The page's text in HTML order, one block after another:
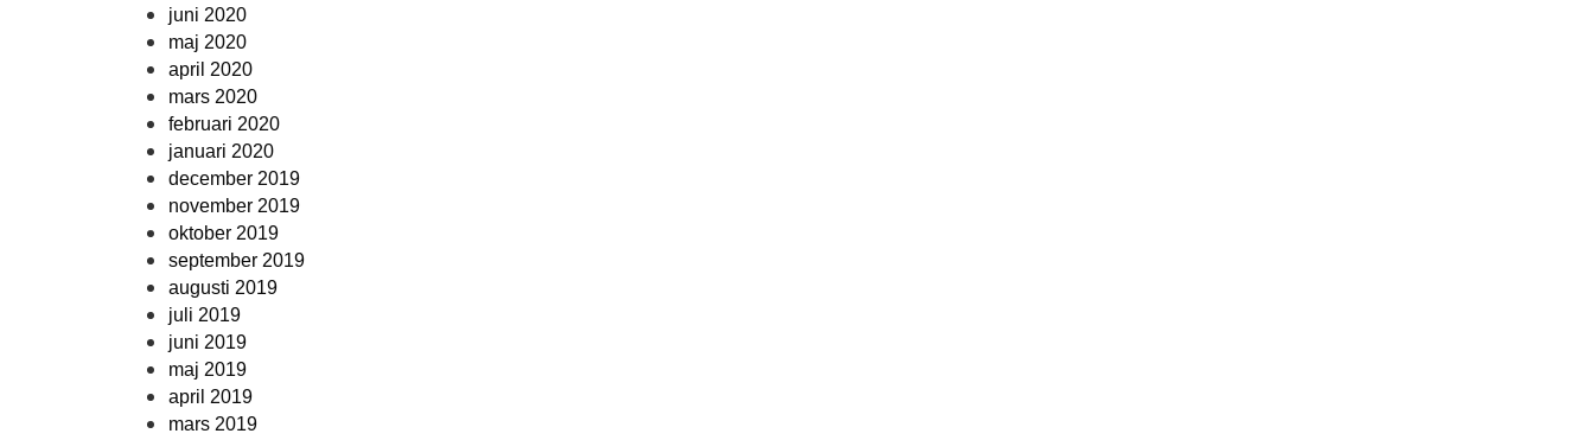
juni 2020
maj 2020
april 2020
mars 2020
februari 2020
januari 2020
december 2019
november 2019
oktober 2019
september 2019
augusti 2019
juli 2019
juni 2019
maj 2019
april 2019
mars 2019